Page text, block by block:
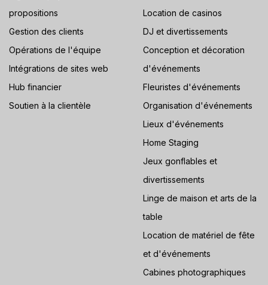
propositions
Gestion des clients
Opérations de l'équipe
Intégrations de sites web
Hub financier
Soutien à la clientèle
Location de casinos
DJ et divertissements
Conception et décoration
d'événements
Fleuristes d'événements
Organisation d'événements
Lieux d'événements
Home Staging
Jeux gonflables et
divertissements
Linge de maison et arts de la
table
Location de matériel de fête
et d'événements
Cabines photographiques